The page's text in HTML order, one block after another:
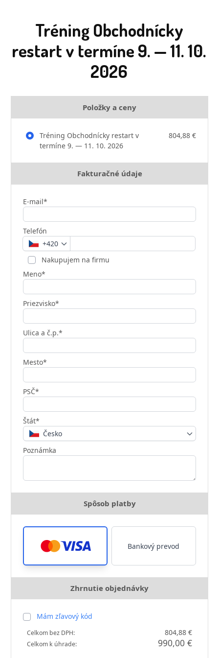
Tréning Obchodnícky
restart v termíne 9. — 11. 10.
2026
Položky a ceny
Tréning Obchodnícky restart v
termíne 9. — 11. 10. 2026
804,88 €
Fakturačné údaje
E-mail*
Telefón
+420
Nakupujem na firmu
Meno*
Priezvisko*
Ulica a č.p.*
Mesto*
PSČ*
Štát*
Česko
Poznámka
Spôsob platby
Bankový prevod
Zhrnutie objednávky
Mám zľavový kód
Celkom bez DPH: 804,88 €
Celkom k úhrade: 990,00 €